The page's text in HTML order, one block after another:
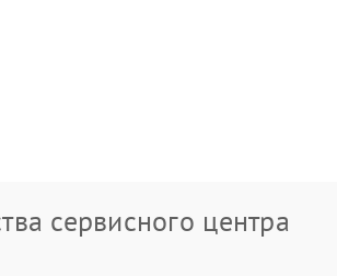
сервисного центра